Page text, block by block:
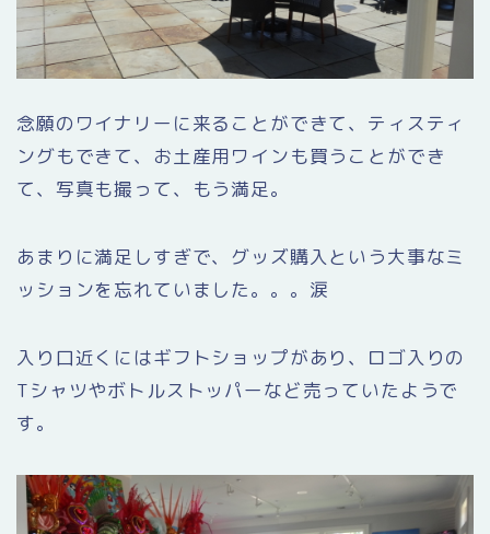
念願のワイナリーに来ることができて、ティスティ
ングもできて、お土産用ワインも買うことができ
て、写真も撮って、もう満足。
あまりに満足しすぎで、グッズ購入という大事なミ
ッションを忘れていました。。。涙
入り口近くにはギフトショップがあり、ロゴ入りの
Tシャツやボトルストッパーなど売っていたようで
す。